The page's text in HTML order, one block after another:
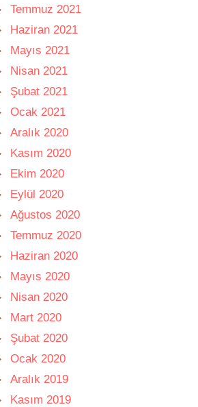
Temmuz 2021
Haziran 2021
Mayıs 2021
Nisan 2021
Şubat 2021
Ocak 2021
Aralık 2020
Kasım 2020
Ekim 2020
Eylül 2020
Ağustos 2020
Temmuz 2020
Haziran 2020
Mayıs 2020
Nisan 2020
Mart 2020
Şubat 2020
Ocak 2020
Aralık 2019
Kasım 2019